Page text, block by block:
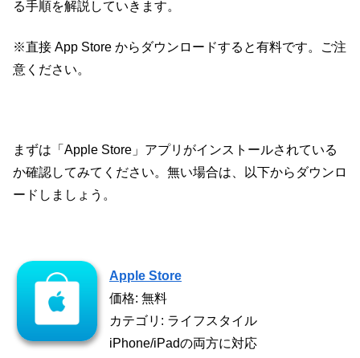
る手順を解説していきます。
※直接 App Store からダウンロードすると有料です。ご注
意ください。
まずは「Apple Store」アプリがインストールされている
か確認してみてください。無い場合は、以下からダウンロ
ードしましょう。
Apple Store
価格: 無料
カテゴリ: ライフスタイル
iPhone/iPadの両方に対応